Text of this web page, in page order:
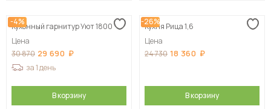
-4%
Кухонный гарнитур Уют 1800
Цена
30 870 29 690
за 1 день
В корзину
-26%
Кухня Рица 1,6
Цена
24 730 18 360
В корзину